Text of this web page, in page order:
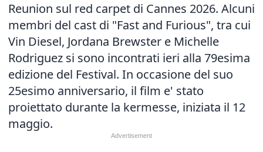
Reunion sul red carpet di Cannes 2026. Alcuni
membri del cast di "Fast and Furious", tra cui
Vin Diesel, Jordana Brewster e Michelle
Rodriguez si sono incontrati ieri alla 79esima
edizione del Festival. In occasione del suo
25esimo anniversario, il film e' stato
proiettato durante la kermesse, iniziata il 12
maggio.